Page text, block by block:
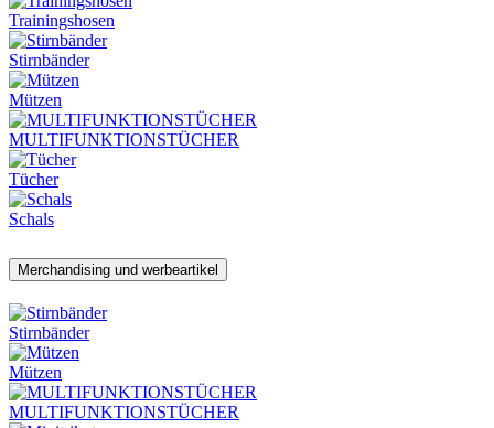
Trainingshosen
Stirnbänder
Mützen
MULTIFUNKTIONSTÜCHER
Tücher
Schals
Merchandising und werbeartikel
Stirnbänder
Mützen
MULTIFUNKTIONSTÜCHER